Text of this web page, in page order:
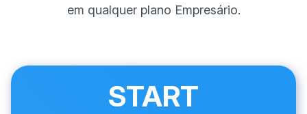
em qualquer plano Empresário.
START